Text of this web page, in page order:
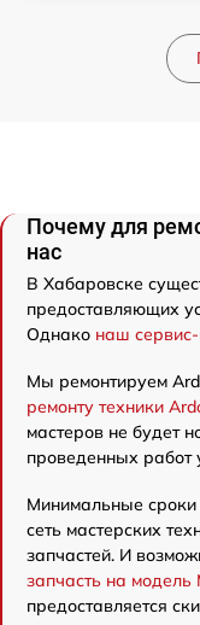
Почему для
нас
В Хабаровске
предоставляющих
Однако наш
Мы ремонтируем
ремонту техники
мастеров не будет
проведенных работ
Минимальные
сеть мастерских
запчастей. И
запчасть на модель
предоставляется